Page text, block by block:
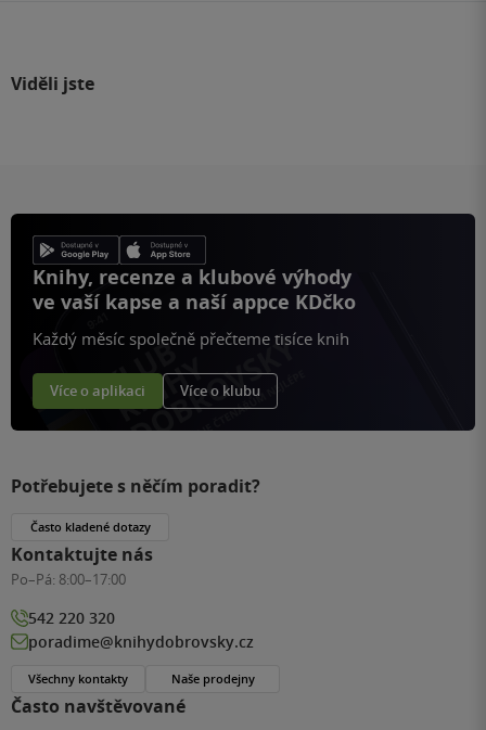
Viděli jste
Knihy, recenze a klubové výhody
ve vaší kapse a naší appce KDčko
Každý měsíc společně přečteme tisíce knih
Více o aplikaci Více o klubu
Často navštěvované
Potřebujete s něčím poradit?
Často kladené dotazy
Kontaktujte nás
Po–Pá: 8:00–17:00
542 220 320
poradime@knihydobrovsky.cz
Všechny kontakty Naše prodejny